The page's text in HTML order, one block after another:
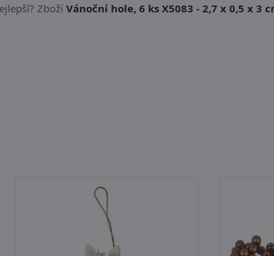
Zboží Vánoční hole, 6 ks X5083 - 2,7 x 0,5 x 3